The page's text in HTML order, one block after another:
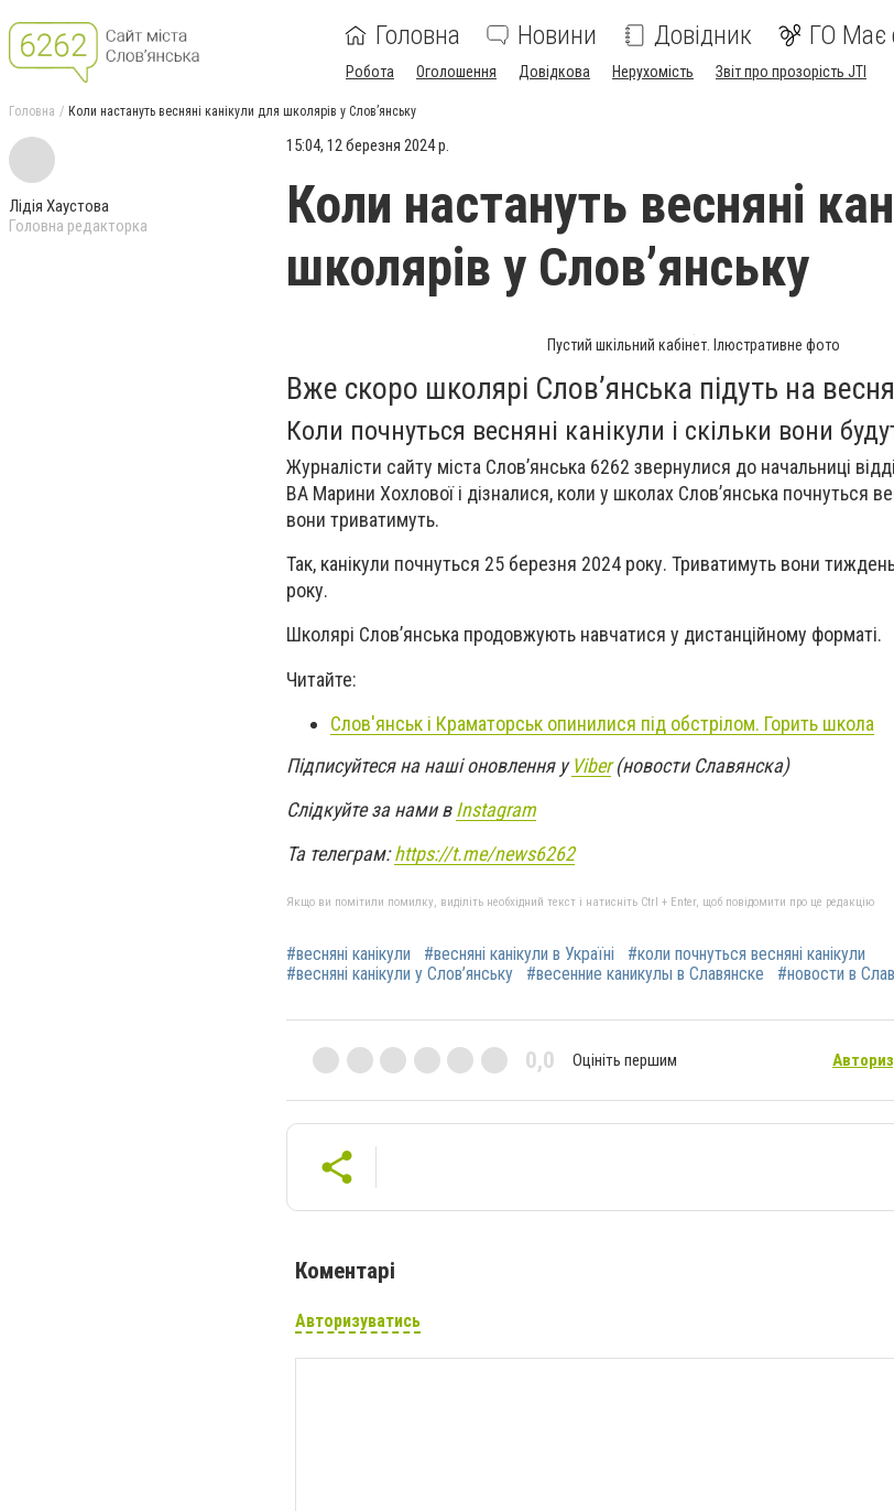
Головна Новини Довідник ГО Має
Робота Оголошення Довідкова Нерухомість Звіт про прозорість JTI
Головна Коли настануть весняні канікули для школярів у Слов’янську
Лідія Хаустова
Головна редакторка
15:04, 12 березня 2024 р.
Коли настануть весняні
школярів у Слов’янську
Пустий шкільний кабінет. Ілюстративне фото
Вже скоро школярі Слов’янська підуть на
Коли почнуться весняні канікули і скільки вони
Журналісти сайту міста Слов’янська 6262 звернулися до начальниці
ВА Марини Хохлової і дізналися, коли у школах Слов’янська почнуться
вони триватимуть.
Так, канікули почнуться 25 березня 2024 року. Триватимуть вони
року.
Школярі Слов’янська продовжують навчатися у дистанційному форматі.
Читайте:
Слов'янськ і Краматорськ опинилися під обстрілом. Горить школа
Підписуйтеся на наші оновлення уViber(новости Славянска)
Слідкуйте за нами вInstagram
Та телеграм:https://t.me/news6262
Якщо ви помітили помилку, виділіть необхідний текст і натисніть Ctrl + Enter, щоб повідомити про це редакцію
#весняні канікули #весняні канікули в Україні
#коли почнуться весняні канікули
#весняні канікули у Слов’янську
#весенние каникулы в Славянске #новости в
0,0 Оцініть першим
Коментарі
Авторизуватись